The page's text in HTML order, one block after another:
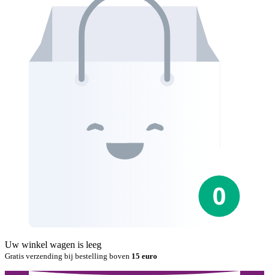
Uw winkel wagen is leeg
Gratis verzending bij bestelling boven 15 euro